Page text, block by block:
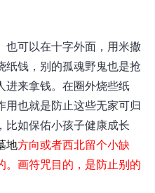
也可以在十字外面，用米撒
纸钱，别的孤魂野鬼也是抢
进来拿钱。在圈外烧些纸
用也就是防止这些无家可归
比如保佑小孩子健康成长
地方向或者西北留个小缺
。画符咒目的，是防止别的